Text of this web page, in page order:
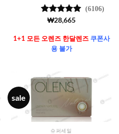
5 중에서
가됨
(6106)
₩28,665
1+1 모든 오렌즈 한달렌즈쿠폰사
용 불가
sale
슈퍼세일